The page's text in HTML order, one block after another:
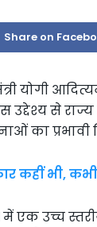
Share on
योगी
से
का प्रभावी
कहीं भी,
में एक उच्च